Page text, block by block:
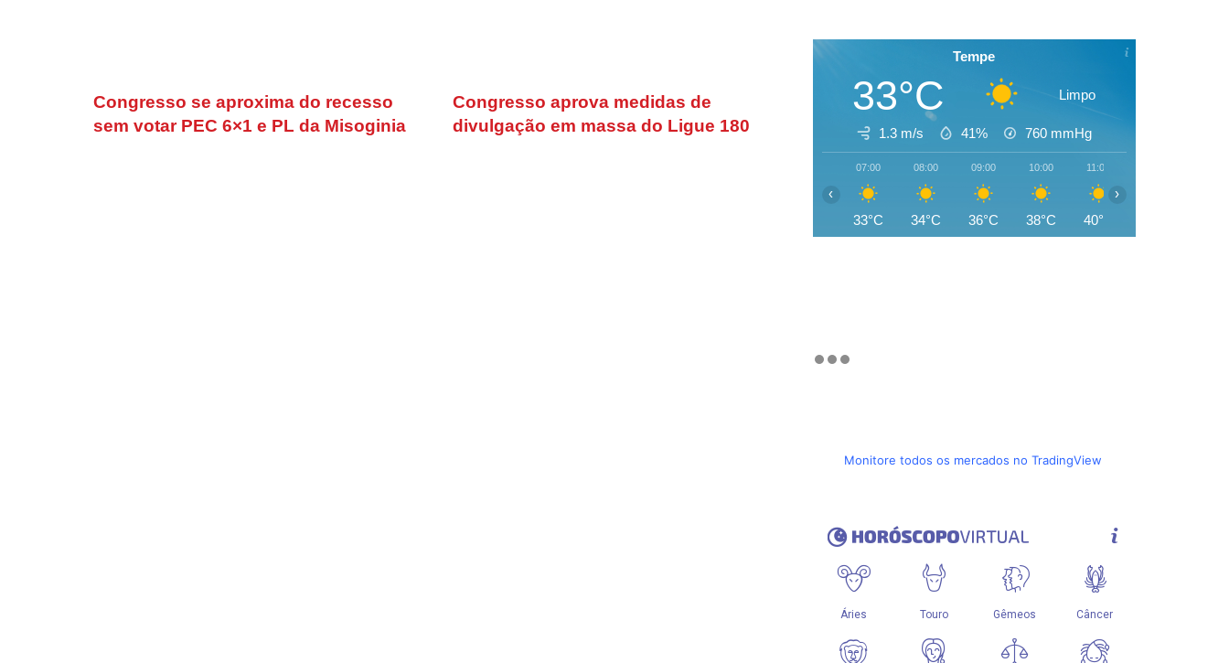
Congresso se aproxima do recesso
sem votar PEC 6×1 e PL da Misoginia
Congresso aprova medidas de
divulgação em massa do Ligue 180
Tempe
33°C Limpo
1.3 m/s 41% 760 mmHg
07:00
33°C
08:00
34°C
09:00
36°C
10:00
38°C
11:00
40°C
‹ ›
Monitore todos os mercados no TradingView